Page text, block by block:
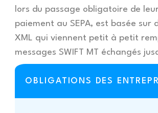
lors du passage obligatoire de
paiement au SEPA, est basée sur
XML qui viennent petit à petit
messages SWIFT MT échangés
OBLIGATIONS DES